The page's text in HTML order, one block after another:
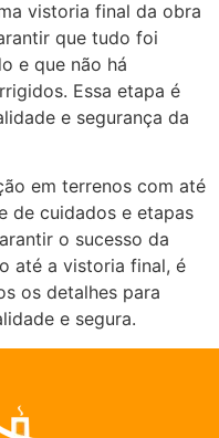
vistoria final da obra
que tudo foi
e que não há
Essa etapa é
e segurança da
em terrenos com até
de cuidados e etapas
o sucesso da
até a vistoria final, é
os detalhes para
e segura.